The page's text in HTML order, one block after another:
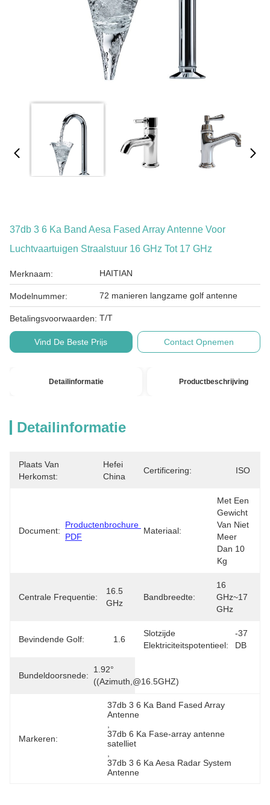
37db 3 6 Ka Band Aesa Fased Array Antenne Voor
Luchtvaartuigen Straalstuur 16 GHz Tot 17 GHz
Merknaam: HAITIAN
Modelnummer: 72 manieren langzame golf antenne
Betalingsvoorwaarden: T/T
Vind De Beste Prijs Contact Opnemen
Detailinformatie Productbeschrijving
Detailinformatie
Plaats Van
Herkomst:
Hefei
China
Certificering: ISO
Document:
Productenbrochure
PDF
Materiaal:
Met Een
Gewicht
Van Niet
Meer
Dan 10
Kg
Centrale Frequentie:
16.5
GHz
Bandbreedte:
16
GHz~17
GHz
Bevindende Golf: 1.6
Slotzijde
Elektriciteitspotentieel:
-37
DB
Bundeldoorsnede:
1.92°
((azimuth,@16.5GHZ)
Markeren:
37db 3 6 Ka Band Fased Array
Antenne
37db 6 Ka Fase-array antenne
satelliet
37db 3 6 Ka Aesa Radar System
Antenne